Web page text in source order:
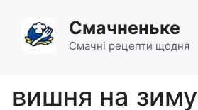
вмісту
Смачненьке
Смачні рецепти щодня
вишня на зиму